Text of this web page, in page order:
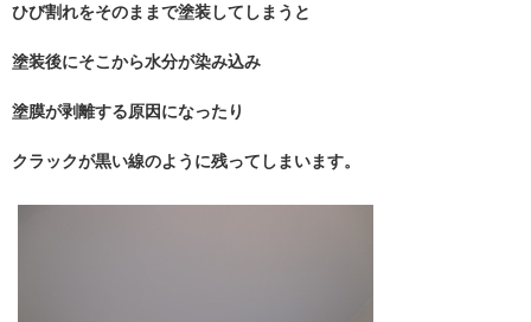
ひび割れをそのままで塗装してしまうと
塗装後にそこから水分が染み込み
塗膜が剥離する原因になったり
クラックが黒い線のように残ってしまいます。